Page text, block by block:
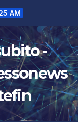
AM
-